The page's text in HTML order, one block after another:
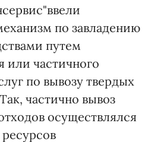
по завладению
путем
или частичного
по вывозу твердых
частично вывоз
осуществлялся